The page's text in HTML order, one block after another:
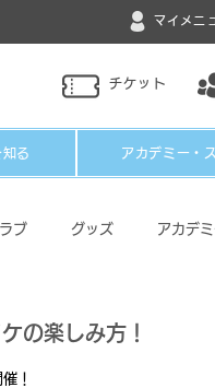
マイメニ
チケット
る アカデミー・
ブ グッズ アカデ
の楽しみ方！
！